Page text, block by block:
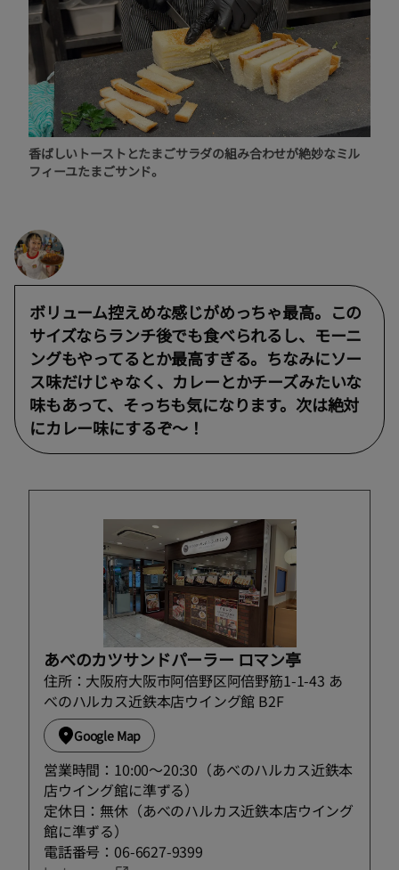
香ばしいトーストとたまごサラダの組み合わせが絶妙なミル
フィーユたまごサンド。
ボリューム控えめな感じがめっちゃ最高。この
サイズならランチ後でも食べられるし、モーニ
ングもやってるとか最高すぎる。ちなみにソー
ス味だけじゃなく、カレーとかチーズみたいな
味もあって、そっちも気になります。次は絶対
にカレー味にするぞ〜！
あべのカツサンドパーラー ロマン亭
住所：大阪府大阪市阿倍野区阿倍野筋1-1-43 あ
べのハルカス近鉄本店ウイング館 B2F
Google Map
営業時間：10:00～20:30（あべのハルカス近鉄本
店ウイング館に準ずる）
定休日：無休（あべのハルカス近鉄本店ウイング
館に準ずる）
電話番号：06-6627-9399